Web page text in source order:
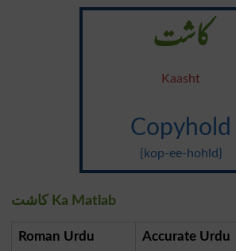
کاشت
Kaasht
Copyhold
{kop-ee-hohld}
کاشت Ka Matlab
Roman Urdu Accurate Urdu